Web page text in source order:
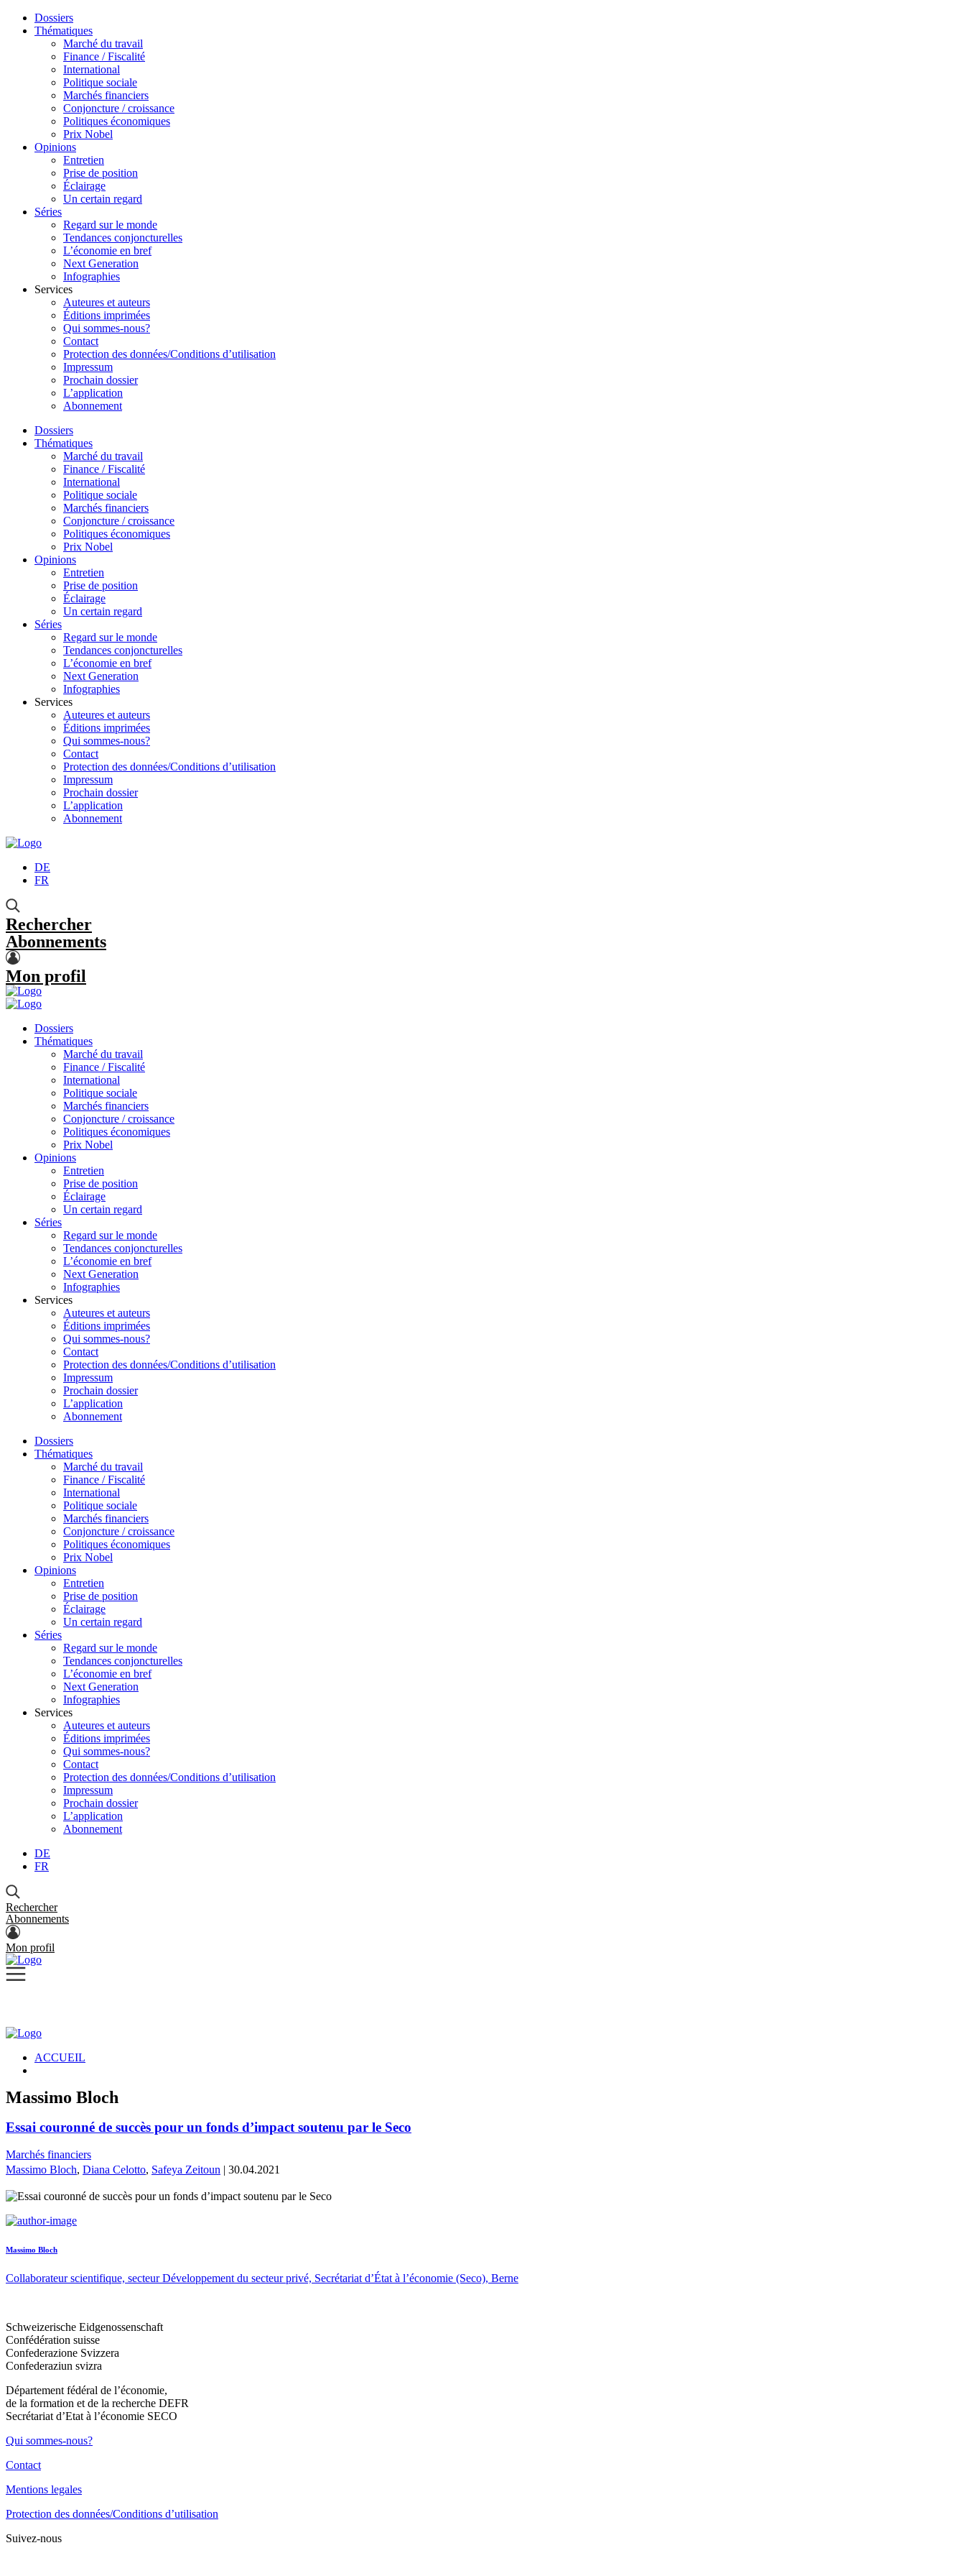
Dossiers
Thématiques
Marché du travail
Finance / Fiscalité
International
Politique sociale
Marchés financiers
Conjoncture / croissance
Politiques économiques
Prix Nobel
Opinions
Entretien
Prise de position
Éclairage
Un certain regard
Séries
Regard sur le monde
Tendances conjoncturelles
L’économie en bref
Next Generation
Infographies
Services
Auteures et auteurs
Éditions imprimées
Qui sommes-nous?
Contact
Protection des données/Conditions d’utilisation
Impressum
Prochain dossier
L’application
Abonnement
Dossiers
Thématiques
Marché du travail
Finance / Fiscalité
International
Politique sociale
Marchés financiers
Conjoncture / croissance
Politiques économiques
Prix Nobel
Opinions
Entretien
Prise de position
Éclairage
Un certain regard
Séries
Regard sur le monde
Tendances conjoncturelles
L’économie en bref
Next Generation
Infographies
Services
Auteures et auteurs
Éditions imprimées
Qui sommes-nous?
Contact
Protection des données/Conditions d’utilisation
Impressum
Prochain dossier
L’application
Abonnement
DE
FR
Rechercher
Abonnements
Mon profil
Dossiers
Thématiques
Marché du travail
Finance / Fiscalité
International
Politique sociale
Marchés financiers
Conjoncture / croissance
Politiques économiques
Prix Nobel
Opinions
Entretien
Prise de position
Éclairage
Un certain regard
Séries
Regard sur le monde
Tendances conjoncturelles
L’économie en bref
Next Generation
Infographies
Services
Auteures et auteurs
Éditions imprimées
Qui sommes-nous?
Contact
Protection des données/Conditions d’utilisation
Impressum
Prochain dossier
L’application
Abonnement
Dossiers
Thématiques
Marché du travail
Finance / Fiscalité
International
Politique sociale
Marchés financiers
Conjoncture / croissance
Politiques économiques
Prix Nobel
Opinions
Entretien
Prise de position
Éclairage
Un certain regard
Séries
Regard sur le monde
Tendances conjoncturelles
L’économie en bref
Next Generation
Infographies
Services
Auteures et auteurs
Éditions imprimées
Qui sommes-nous?
Contact
Protection des données/Conditions d’utilisation
Impressum
Prochain dossier
L’application
Abonnement
DE
FR
Rechercher
Abonnements
Mon profil
ACCUEIL
Massimo Bloch
Essai couronné de succès pour un fonds d’impact soutenu par le Seco
Marchés financiers
Massimo Bloch, Diana Celotto, Safeya Zeitoun | 30.04.2021
Massimo Bloch
Collaborateur scientifique, secteur Développement du secteur privé, Secrétariat d’État à l’économie (Seco), Berne
Schweizerische Eidgenossenschaft
Confédération suisse
Confederazione Svizzera
Confederaziun svizra
Département fédéral de l’économie,
de la formation et de la recherche DEFR
Secrétariat d’Etat à l’économie SECO
Qui sommes-nous?
Contact
Mentions legales
Protection des données/Conditions d’utilisation
Suivez-nous